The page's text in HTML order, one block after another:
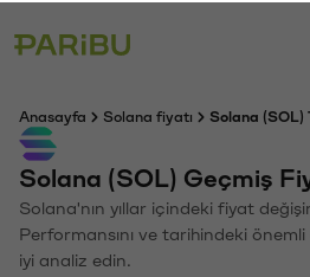
Anasayfa Solana fiyatı Solana
Solana (SOL) Geçmiş
Solana'nın yıllar içindeki fiyat
Performansını ve tarihindeki
iyi analiz edin.